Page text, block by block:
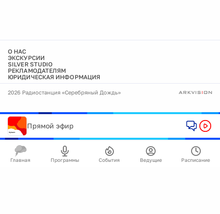
О НАС
ЭКСКУРСИИ
SILVER STUDIO
РЕКЛАМОДАТЕЛЯМ
ЮРИДИЧЕСКАЯ ИНФОРМАЦИЯ
2026 Радиостанция «Серебряный Дождь»
Прямой эфир
Главная Программы События Ведущие Расписание